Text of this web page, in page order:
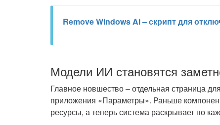
Remove Windows Ai – скрипт для
Модели ИИ становятся
Главное новшество – отдельная страница
приложения «Параметры». Раньше
ресурсы, а теперь система раскрывает по